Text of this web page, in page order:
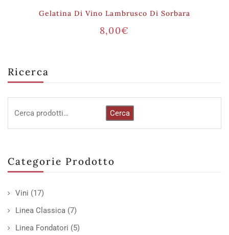
Ricerca
Cerca
Categorie Prodotto
Vini (17)
Linea Classica (7)
Linea Fondatori (5)
Gelatina Di Vino Lambrusco Di Sorbara
8,00€